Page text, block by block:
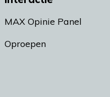
MAX Opinie Panel
Oproepen